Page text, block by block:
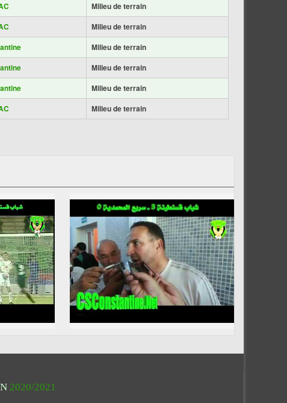
Milieu de terrain
Milieu de terrain
Milieu de terrain
Milieu de terrain
Milieu de terrain
Milieu de terrain
2020/2021